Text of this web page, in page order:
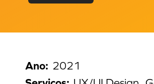
Ano: 2021